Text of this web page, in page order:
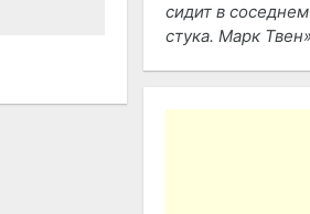
сидит в
стука. Марк Твен